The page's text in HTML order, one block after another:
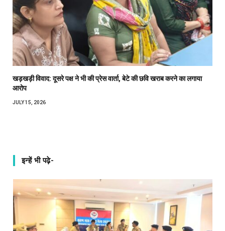
खड़खड़ी विवाद: दूसरे पक्ष ने भी की प्रेस वार्ता, बेटे की छवि खराब करने का लगाया
आरोप
JULY 15, 2026
इन्हें भी पढ़े-